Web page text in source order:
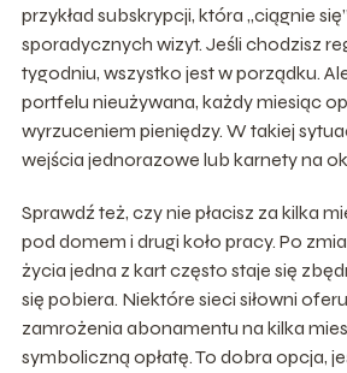
przykład subskrypcji, która „ciągnie
sporadycznych wizyt. Jeśli chodzisz
tygodniu, wszystko jest w porządku.
portfelu nieużywana, każdy miesiąc
wyrzuceniem pieniędzy. W takiej
wejścia jednorazowe lub karnety na
Sprawdź też, czy nie płacisz za kilka
pod domem i drugi koło pracy. Po
życia jedna z kart często staje się
się pobiera. Niektóre sieci siłowni
zamrożenia abonamentu na kilka
symboliczną opłatę. To dobra opcja,